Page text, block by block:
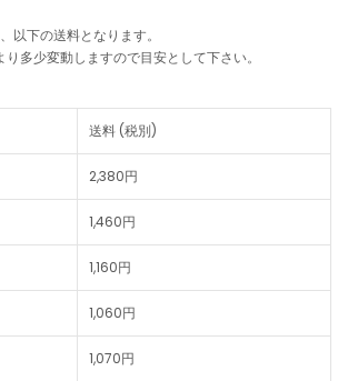
以下の送料となります。
多少変動しますので目安として下さい。
送料 (税別)
2,380円
1,460円
1,160円
1,060円
1,070円